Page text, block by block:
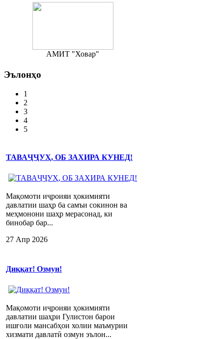
АМИТ "Ховар"
Эълонҳо
1
2
3
4
5
ТАВАҶҶУҲ, ОБ ЗАХИРА КУНЕД!
Мақомоти иҷроияи ҳокимияти
давлатии шаҳр ба самъи сокинон ва
меҳмонони шаҳр мерасонад, ки
бинобар бар...
27 Апр 2026
Диққат! Озмун!
Мақомоти иҷроияи ҳокимияти
давлатии шаҳри Гулистон барои
ишғоли мансабҳои холии маъмурии
хизмати давлатӣ озмун эълон...